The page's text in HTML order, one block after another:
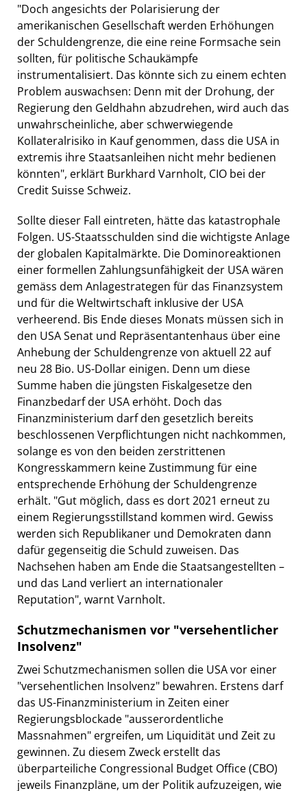
"Doch angesichts der Polarisierung der
amerikanischen Gesellschaft werden Erhöhungen
der Schuldengrenze, die eine reine Formsache sein
sollten, für politische Schaukämpfe
instrumentalisiert. Das könnte sich zu einem echten
Problem auswachsen: Denn mit der Drohung, der
Regierung den Geldhahn abzudrehen, wird auch das
unwahrscheinliche, aber schwerwiegende
Kollateralrisiko in Kauf genommen, dass die USA in
extremis ihre Staatsanleihen nicht mehr bedienen
könnten", erklärt Burkhard Varnholt, CIO bei der
Credit Suisse Schweiz.
Sollte dieser Fall eintreten, hätte das katastrophale
Folgen. US-Staatsschulden sind die wichtigste Anlage
der globalen Kapitalmärkte. Die Dominoreaktionen
einer formellen Zahlungsunfähigkeit der USA wären
gemäss dem Anlagestrategen für das Finanzsystem
und für die Weltwirtschaft inklusive der USA
verheerend. Bis Ende dieses Monats müssen sich in
den USA Senat und Repräsentantenhaus über eine
Anhebung der Schuldengrenze von aktuell 22 auf
neu 28 Bio. US-Dollar einigen. Denn um diese
Summe haben die jüngsten Fiskalgesetze den
Finanzbedarf der USA erhöht. Doch das
Finanzministerium darf den gesetzlich bereits
beschlossenen Verpflichtungen nicht nachkommen,
solange es von den beiden zerstrittenen
Kongresskammern keine Zustimmung für eine
entsprechende Erhöhung der Schuldengrenze
erhält. "Gut möglich, dass es dort 2021 erneut zu
einem Regierungsstillstand kommen wird. Gewiss
werden sich Republikaner und Demokraten dann
dafür gegenseitig die Schuld zuweisen. Das
Nachsehen haben am Ende die Staatsangestellten –
und das Land verliert an internationaler
Reputation", warnt Varnholt.
Schutzmechanismen vor "versehentlicher
Insolvenz"
Zwei Schutzmechanismen sollen die USA vor einer
"versehentlichen Insolvenz" bewahren. Erstens darf
das US-Finanzministerium in Zeiten einer
Regierungsblockade "ausserordentliche
Massnahmen" ergreifen, um Liquidität und Zeit zu
gewinnen. Zu diesem Zweck erstellt das
überparteiliche Congressional Budget Office (CBO)
jeweils Finanzpläne, um der Politik aufzuzeigen, wie